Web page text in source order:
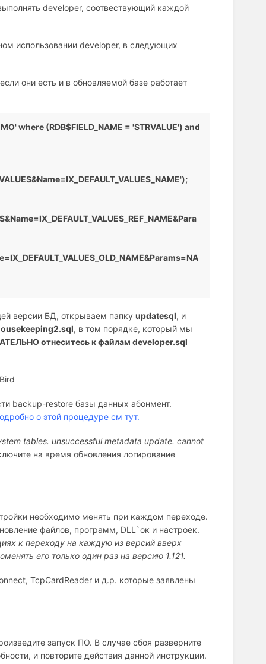
developer, соотвествующий каждой
использовании developer, в следующих
они есть и в обновляемой базе работает
where (RDB$FIELD_NAME = 'STRVALUE') and
версии БД, открываем папку updatesql, и
, в том порядке, который мы
отнеситесь к файлам developer.sql
backup-restore базы данных абонмент.
о этой процедуре см тут.
tables. unsuccessful metadata update. cannot
на время обновления логирование
необходимо менять при каждом переходе.
файлов, программ, DLL`ок и настроек.
к переходу на каждую из версий вверх
его только один раз на версию 1.121.
TcpCardReader и д.р. которые заявлены
запуск ПО. В случае сбоя разверните
и повторите действия данной инструкции.